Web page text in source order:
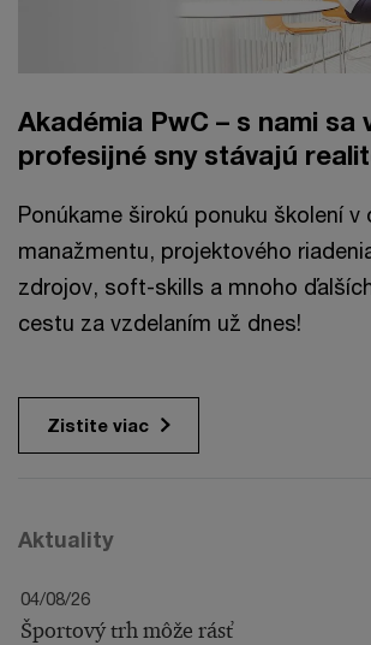
Akadémia PwC – s nami sa
profesijné sny stávajú
Ponúkame širokú ponuku školení
manažmentu, projektového
zdrojov, soft-skills a mnoho
cestu za vzdelaním už dnes!
Zistite viac
Aktuality
04/08/26
Športový trh môže rásť